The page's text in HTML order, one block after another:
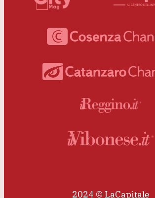
2024 © LaCapitale